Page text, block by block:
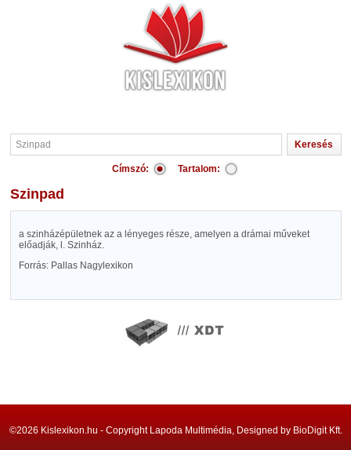
Címszó: Tartalom:
Szinpad
a szinházépületnek az a lényeges része, amelyen a drámai műveket
előadják, l. Szinház.
Forrás: Pallas Nagylexikon
©2026 Kislexikon.hu - Copyright Lapoda Multimédia, Designed by BioDigit Kft.